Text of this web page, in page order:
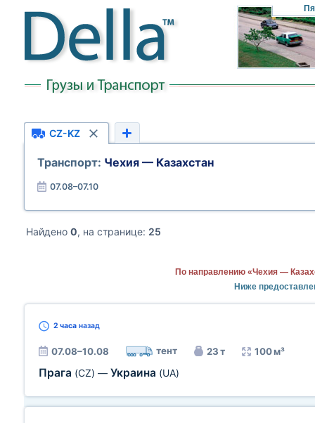
CZ-KZ
Транспорт: Чехия — Казахстан
07.08–07.10
Найдено 0, на странице: 25
По направлению «Чехия —
Ниже
2 часа назад
07.08–10.08 тент 23 т 100 м³
Прага (CZ) — Украина (UA)